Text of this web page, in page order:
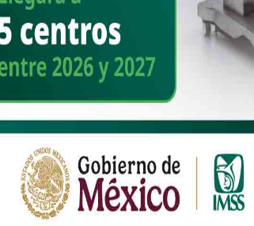
diarios menos: Presidenta Claudia
Sheinbaum
enero a octubre
DISQUS: